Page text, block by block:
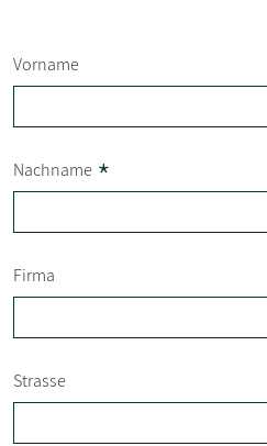
Vorname
Nachname *
Firma
Strasse